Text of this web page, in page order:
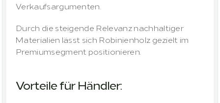
Verkaufsargumenten.
Durch die steigende Relevanz nachhaltiger
Materialien lässt sich Robinienholz gezielt im
Premiumsegment positionieren.
Vorteile für Händler: